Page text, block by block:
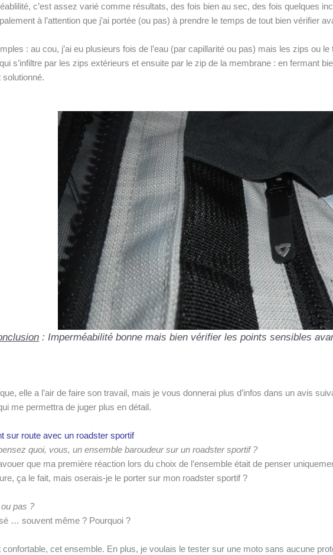
c’est assez varié comme résultats, des fois bien au sec, des fois quelques
à l’attention que j’ai portée (ou pas) à prendre le temps de tout bien vérifier
: au cou, j’ai eu plusieurs fois de l’eau (par capillarité ou pas) mais les zips ou
s’infiltre par les zips extérieurs et ensuite par le zip de la membrane : en fermant
solutionné.
: Imperméabilité bonne mais bien vérifier les points sensibles
elle a l’air de faire son travail, mais je vous donnerai plus d’infos dans un avis
me permettra de juger plus en détail.
sur route avec un roadster sportif
quoi, vous, un ensemble baroudeur sur un roadster sportif ?
que ma première réaction lors du choix de l’ensemble était de penser
ça le fait, mais oserais-je le porter sur mon roadster sportif ?
pas ?
… souvent même ? Pourquoi ?
confortable, cet ensemble. En plus, je voulais le tester sur une moto sans aucune